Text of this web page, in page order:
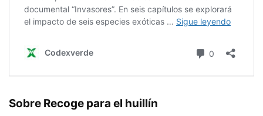
Sobre Recoge para el huillín